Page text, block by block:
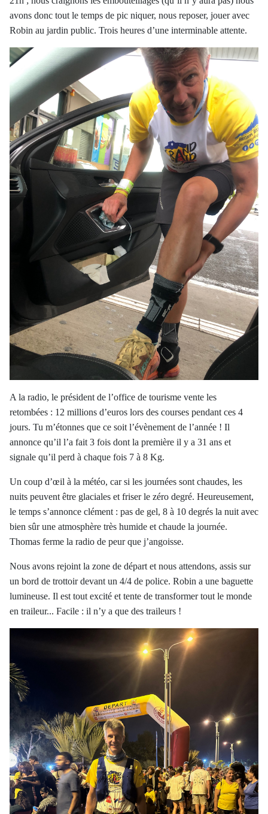
avons donc tout le temps de pic niquer, nous reposer, jouer avec
Robin au jardin public. Trois heures d’une interminable attente.
A la radio, le président de l’office de tourisme vente les
retombées : 12 millions d’euros lors des courses pendant ces 4
jours. Tu m’étonnes que ce soit l’évènement de l’année ! Il
annonce qu’il l’a fait 3 fois dont la première il y a 31 ans et
signale qu’il perd à chaque fois 7 à 8 Kg.
Un coup d’œil à la météo, car si les journées sont chaudes, les
nuits peuvent être glaciales et friser le zéro degré. Heureusement,
le temps s’annonce clément : pas de gel, 8 à 10 degrés la nuit avec
bien sûr une atmosphère très humide et chaude la journée.
Thomas ferme la radio de peur que j’angoisse.
Nous avons rejoint la zone de départ et nous attendons, assis sur
un bord de trottoir devant un 4/4 de police. Robin a une baguette
lumineuse. Il est tout excité et tente de transformer tout le monde
en traileur... Facile : il n’y a que des traileurs !